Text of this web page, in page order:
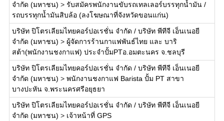
จำกัด (มหาชน) > รับสมัครพนักงานขับรถเทลเลอร์บรรทุกน้ำมัน /
รถบรรทุกน้ำมันสิบล้อ (ลงโฆษณาที่จังหวัดขอนแก่น)
บริษัท ปิโตรเลียมไทยคอร์ปอเรชั่น จำกัด / บริษัท พีทีจี เอ็นเนอยี
จำกัด (มหาชน) > ผู้จัดการร้านกาแฟพันธ์ไทย และ บาริ
สต้า(พนักงานชงกาแฟ) ประจำปั้มPTอ.อมตะนคร จ.ชลบุรี
บริษัท ปิโตรเลียมไทยคอร์ปอเรชั่น จำกัด / บริษัท พีทีจี เอ็นเนอยี
จำกัด (มหาชน) > พนักงานชงกาแฟ Barista ปั้ม PT สาขา
บางปะหัน จ.พระนครศรีอยุธยา
บริษัท ปิโตรเลียมไทยคอร์ปอเรชั่น จำกัด / บริษัท พีทีจี เอ็นเนอยี
จำกัด (มหาชน) > เจ้าหน้าที่ GPS